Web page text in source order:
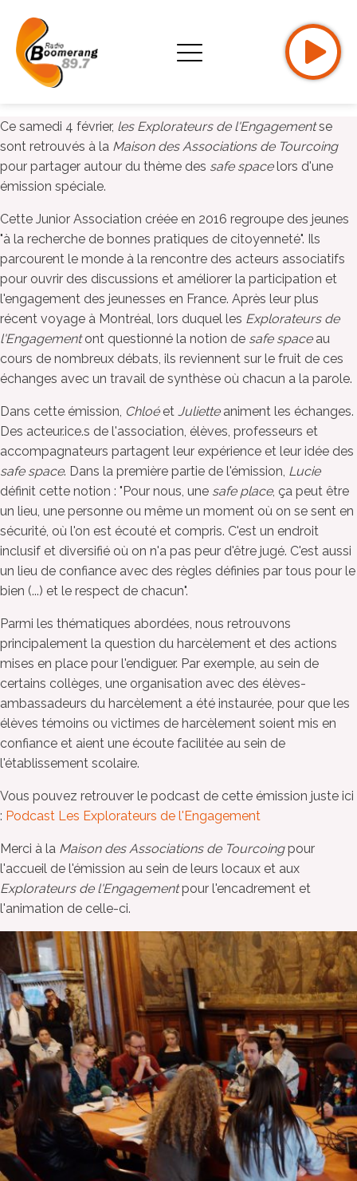
Ce samedi 4 février, les Explorateurs de l'Engagementse
sont retrouvés à la Maison des Associations de Tourcoing
pour partager autour du thème des safe spacelors d'une
émission spéciale.
Cette Junior Association créée en 2016 regroupe des jeunes
"à la recherche de bonnes pratiques de citoyenneté". Ils
parcourent le monde à la rencontre des acteurs associatifs
pour ouvrir des discussions et améliorer la participation et
l'engagement des jeunesses en France. Après leur plus
récent voyage à Montréal, lors duquel les Explorateurs de
l'Engagementont questionné la notion de safe spaceau
cours de nombreux débats, ils reviennent sur le fruit de ces
échanges avec un travail de synthèse où chacun a la parole.
Dans cette émission, Chloéet Juliette animent les échanges.
Des acteur.ice.s de l'association, élèves, professeurs et
accompagnateurs partagent leur expérience et leur idée des
safe space. Dans la première partie de l'émission, Lucie
définit cette notion : "Pour nous, une safe place, ça peut être
un lieu, une personne ou même un moment où on se sent en
sécurité, où l'on est écouté et compris. C'est un endroit
inclusif et diversifié où on n'a pas peur d'être jugé. C'est aussi
un lieu de confiance avec des règles définies par tous pour le
bien (...) et le respect de chacun".
Parmi les thématiques abordées, nous retrouvons
principalement la question du harcèlement et des actions
mises en place pour l'endiguer. Par exemple, au sein de
certains collèges, une organisation avec des élèves-
ambassadeurs du harcèlement a été instaurée, pour que les
élèves témoins ou victimes de harcèlement soient mis en
confiance et aient une écoute facilitée au sein de
l'établissement scolaire.
Vous pouvez retrouver le podcast de cette émission juste ici
: Podcast Les Explorateurs de l'Engagement
Merci à la Maison des Associations de Tourcoingpour
l'accueil de l'émission au sein de leurs locaux et aux
Explorateurs de l'Engagementpour l'encadrement et
l'animation de celle-ci.